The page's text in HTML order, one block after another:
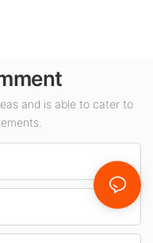
and is able to cater to